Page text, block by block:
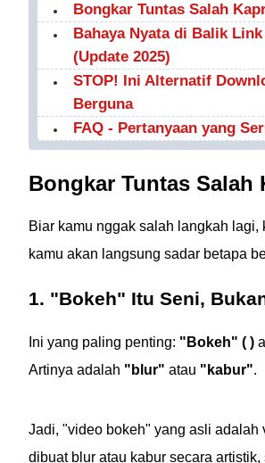
Bongkar Tuntas Salah
Bahaya Nyata di Balik
(Update 2025)
STOP! Ini Alternatif
Berguna
FAQ - Pertanyaan yang
Bongkar Tuntas
Biar kamu nggak salah langkah
kamu akan langsung sadar betapa
1. "Bokeh" Itu Seni,
Ini yang paling penting: "Bokeh" ( )
Artinya adalah "blur" atau "kabur".
Jadi, "video bokeh" yang asli
dibuat blur atau kabur secara